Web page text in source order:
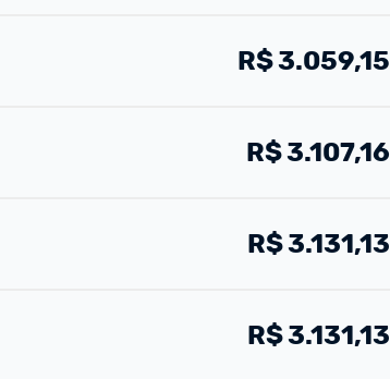
R$3.059,15
R$3.107,16
R$3.131,13
R$3.131,13